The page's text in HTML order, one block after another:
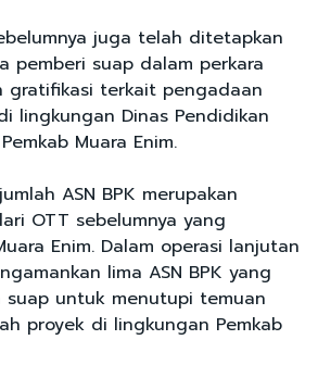
juga telah ditetapkan
pemberi suap dalam perkara
gratifikasi terkait pengadaan
lingkungan Dinas Pendidikan
Muara Enim.
ASN BPK merupakan
OTT sebelumnya yang
Enim. Dalam operasi lanjutan
lima ASN BPK yang
suap untuk menutupi temuan
proyek di lingkungan Pemkab